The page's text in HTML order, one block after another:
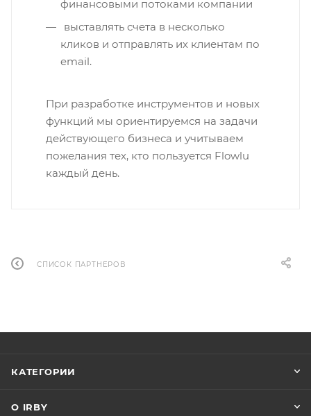
финансовыми потоками компании
выставлять счета в несколько
кликов и отправлять их клиентам по
email.
При разработке инструментов и новых
функций мы ориентируемся на задачи
действующего бизнеса и учитываем
пожелания тех, кто пользуется Flowlu
каждый день.
СПИСОК ПАРТНЕРОВ
КАТЕГОРИИ
О IRBY